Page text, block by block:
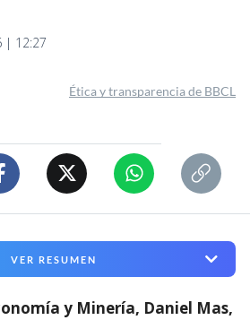
| 12:27
Ética y transparencia de BBCL
VER RESUMEN
y Minería, Daniel Mas,